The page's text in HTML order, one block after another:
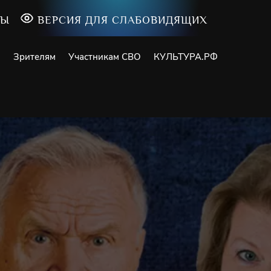
ВЕРСИЯ ДЛЯ СЛАБОВИДЯЩИХ
Зрителям Участникам СВО КУЛЬТУРА.РФ